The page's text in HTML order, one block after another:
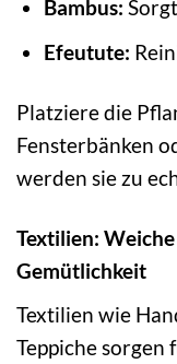
Bambus:
Efeutute:
Platziere die
Fensterbänken
werden sie zu
Textilien:
Gemütlichkeit
Textilien wie
Teppiche